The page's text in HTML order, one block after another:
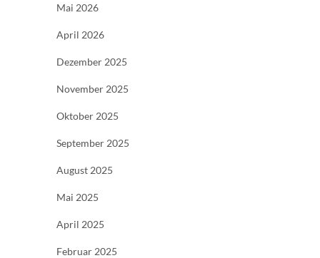
Mai 2026
April 2026
Dezember 2025
November 2025
Oktober 2025
September 2025
August 2025
Mai 2025
April 2025
Februar 2025